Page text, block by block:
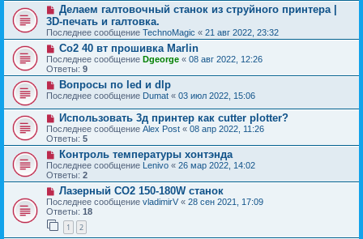
Делаем галтовочный станок из струйного принтера |
3D-печать и галтовка.
Последнее сообщение TechnoMagic « 21 авг 2022, 23:32
Co2 40 вт прошивка Marlin
Последнее сообщение Dgeorge « 08 авг 2022, 12:26
Ответы: 9
Вопросы по led и dlp
Последнее сообщение Dumat « 03 июл 2022, 15:06
Использовать 3д принтер как cutter plotter?
Последнее сообщение Alex Post « 08 апр 2022, 11:26
Ответы: 5
Контроль температуры хонтэнда
Последнее сообщение Lenivo « 26 мар 2022, 14:02
Ответы: 2
Лазерный СО2 150-180W станок
Последнее сообщение vladimirV « 28 сен 2021, 17:09
Ответы: 18
1 2